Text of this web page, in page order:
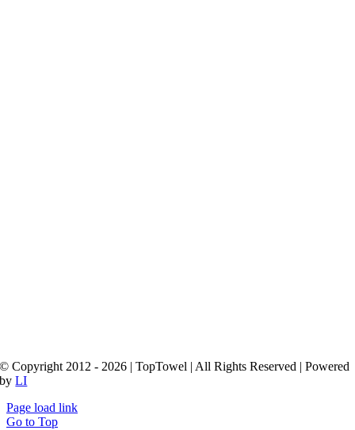
© Copyright 2012 - 2026 | TopTowel | All Rights Reserved | Powered
byLI
Page load link
Go to Top